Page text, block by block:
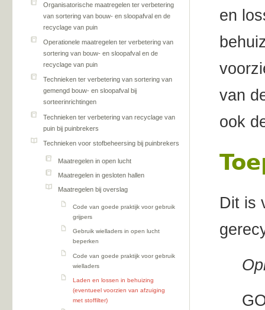
Organisatorische maatregelen ter verbetering
van sortering van bouw- en sloopafval en de
recyclage van puin
Operationele maatregelen ter verbetering van
sortering van bouw- en sloopafval en de
recyclage van puin
Technieken ter verbetering van sortering van
gemengd bouw- en sloopafval bij
sorteerinrichtingen
Technieken ter verbetering van recyclage van
puin bij puinbrekers
Technieken voor stofbeheersing bij puinbrekers
Maatregelen in open lucht
Maatregelen in gesloten hallen
Maatregelen bij overslag
Code van goede praktijk voor gebruik
grijpers
Gebruik wielladers in open lucht
beperken
Code van goede praktijk voor gebruik
wielladers
Laden en lossen in behuizing
(eventueel voorzien van afzuiging
met stoffilter)
en
van
ook
Dit is